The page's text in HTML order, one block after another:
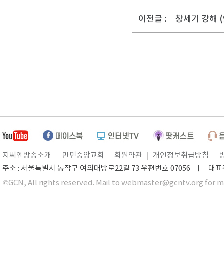
이전글 : 창세기 강해
지씨엔방송소개 만민중앙교회 회원약관 개인정보취급방침
주소 : 서울특별시 동작구 여의대방로22길 73 우편번호 07056 ㅣ 대
©GCN, All rights reserved. Mail to webmaster@gcntv.org for